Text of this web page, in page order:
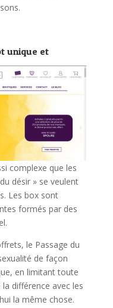
unique et
complexe que les
désir » se veulent
Les box sont
formés par des
le Passage du
de façon
en limitant toute
différence avec les
la même chose.